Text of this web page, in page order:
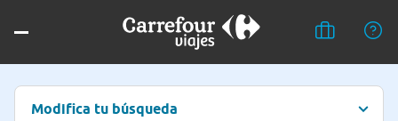
Modifica tu búsqueda